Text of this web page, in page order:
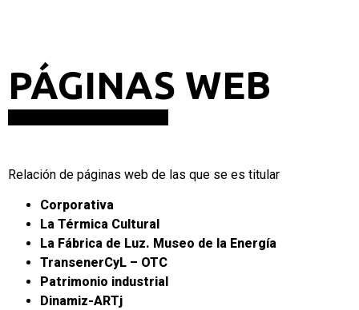
PÁGINAS WEB
Relación de páginas web de las que se es titular
Corporativa
La Térmica Cultural
La Fábrica de Luz. Museo de la Energía
TransenerCyL – OTC
Patrimonio industrial
Dinamiz-ARTj